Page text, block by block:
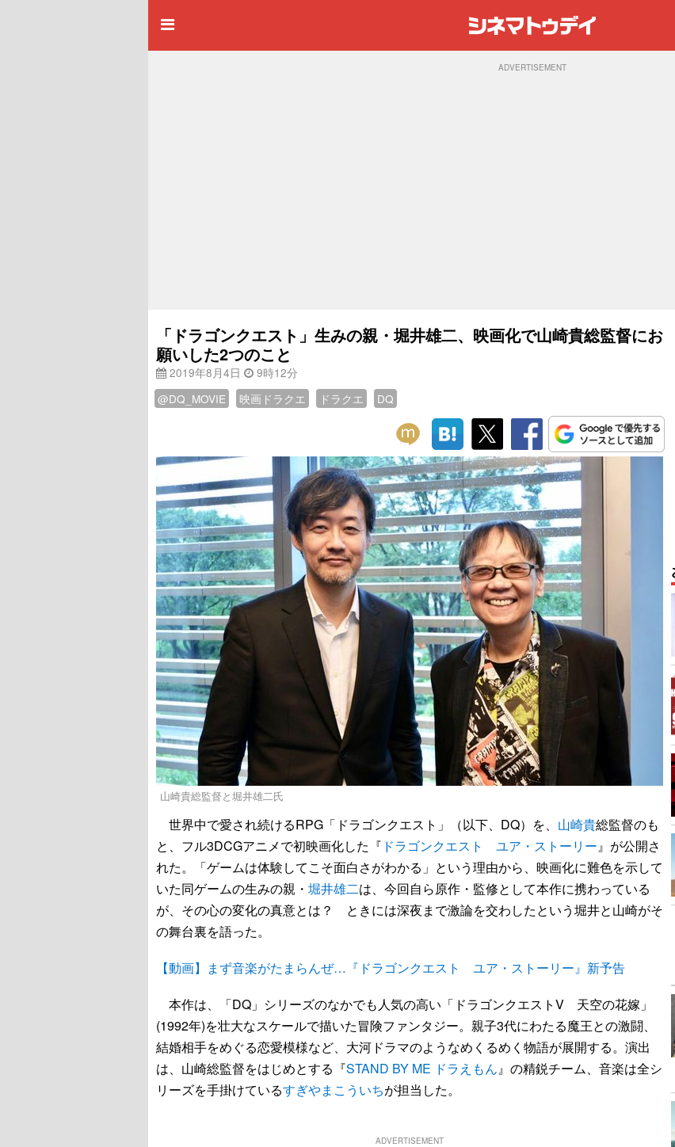
ADVERTISEMENT
「ドラゴンクエスト」生みの親・堀井雄二、映画化で山崎貴総監督にお
願いした2つのこと
2019年8月4日
9時12分
@DQ_MOVIE
映画ドラクエ ドラクエ DQ
山崎貴総監督と堀井雄二氏
世界中で愛され続けるRPG「ドラゴンクエスト」（以下、DQ）を、 山崎貴総監督のも
と、フル3DCGアニメで初映画化した『 ドラゴンクエスト ユア・ストーリー』が公開さ
れた。「ゲームは体験してこそ面白さがわかる」という理由から、映画化に難色を示して
いた同ゲームの生みの親・ 堀井雄二は、今回自ら原作・監修として本作に携わっている
が、その心の変化の真意とは？ ときには深夜まで激論を交わしたという堀井と山崎がそ
の舞台裏を語った。
【動画】まず音楽がたまらんぜ…『ドラゴンクエスト ユア・ストーリー』新予告
本作は、「DQ」シリーズのなかでも人気の高い「ドラゴンクエストV 天空の花嫁」
(1992年)を壮大なスケールで描いた冒険ファンタジー。親子3代にわたる魔王との激闘、
結婚相手をめぐる恋愛模様など、大河ドラマのようなめくるめく物語が展開する。演出
は、山崎総監督をはじめとする『STAND BY ME ドラえもん』の精鋭チーム、音楽は全シ
リーズを手掛けているすぎやまこういちが担当した。
ADVERTISEMENT